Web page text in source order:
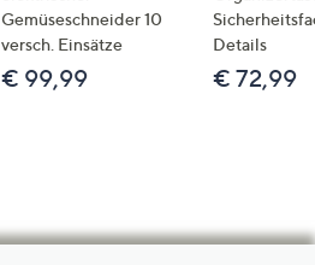
Gemüseschneider 10
versch. Einsätze
€ 99,99
Details
€ 72,99